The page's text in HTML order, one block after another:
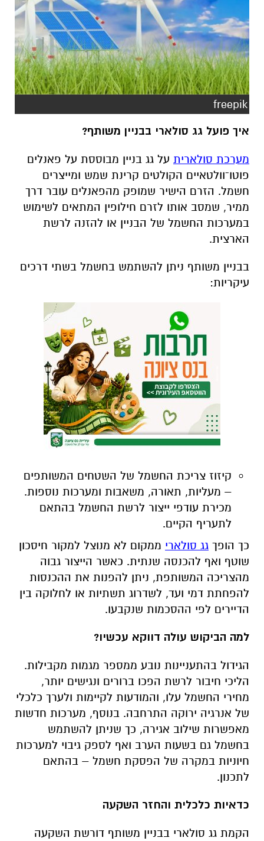
freepik
איך פועל גג סולארי בבניין משותף?
מערכת סולארית על גג בניין מבוססת על פאנלים
פוטו־וולטאיים הקולטים קרינת שמש ומייצרים
חשמל. הזרם הישיר שמופק מהפאנלים עובר דרך
ממיר, שמסב אותו לזרם חילופין המתאים לשימוש
במערכות החשמל של הבניין או להזנה לרשת
הארצית.
בבניין משותף ניתן להשתמש בחשמל בשתי דרכים
עיקריות:
קיזוז צריכת החשמל של השטחים המשותפים
– מעליות, תאורה, משאבות ומערכות נוספות.
מכירת עודפי ייצור לרשת החשמל בהתאם
לתעריף הקיים.
כך הופך גג סולארי ממקום לא מנוצל למקור חיסכון
שוטף ואף להכנסה שנתית. כאשר הייצור גבוה
מהצריכה המשותפת, ניתן להפנות את ההכנסות
להפחתת דמי ועד, לשדרוג תשתיות או לחלוקה בין
הדיירים לפי ההסכמות שנקבעו.
למה הביקוש עולה דווקא עכשיו?
הגידול בהתעניינות נובע ממספר מגמות מקבילות.
הליכי חיבור לרשת הפכו ברורים ונגישים יותר,
מחירי החשמל עלו, והמודעות לקיימות ולערך כלכלי
של אנרגיה ירוקה התרחבה. בנוסף, מערכות חדשות
מאפשרות שילוב אגירה, כך שניתן להשתמש
בחשמל גם בשעות הערב ואף לספק גיבוי למערכות
חיוניות במקרה של הפסקת חשמל – בהתאם
לתכנון.
כדאיות כלכלית והחזר השקעה
הקמת גג סולארי בבניין משותף דורשת השקעה